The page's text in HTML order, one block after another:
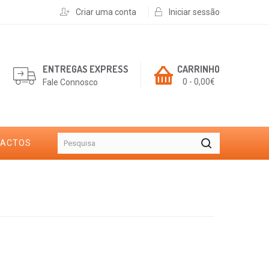
Criar uma conta Iniciar sessão
CARRINHO
0 - 0,00€
ENTREGAS EXPRESS
Fale Connosco